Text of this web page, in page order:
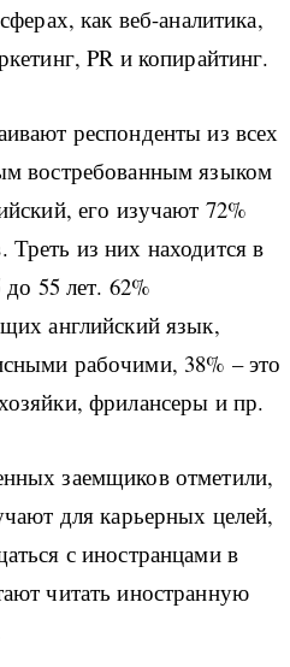
как веб-аналитика,
PR и копирайтинг.
респонденты из всех
востребованным языком
его изучают 72%
из них находится в
55 лет. 62%
английский язык,
рабочими, 38% – это
фрилансеры и пр.
заемщиков отметили,
для карьерных целей,
с иностранцами в
читать иностранную